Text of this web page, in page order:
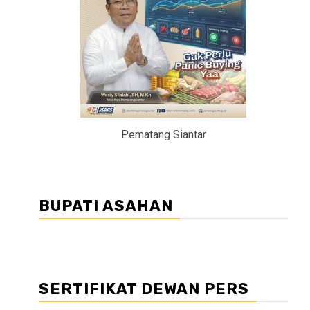
Pematang Siantar
BUPATI ASAHAN
SERTIFIKAT DEWAN PERS